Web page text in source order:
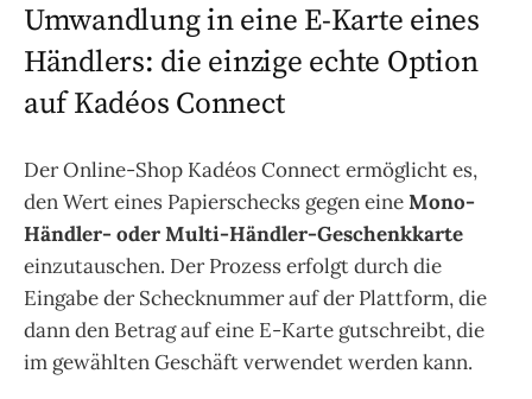
Umwandlung in eine E-Karte eines
Händlers: die einzige echte Option
auf Kadéos Connect
Der Online-Shop Kadéos Connect ermöglicht es,
den Wert eines Papierschecks gegen eineMono-
Händler- oder Multi-Händler-Geschenkkarte
einzutauschen. Der Prozess erfolgt durch die
Eingabe der Schecknummer auf der Plattform, die
dann den Betrag auf eine E-Karte gutschreibt, die
im gewählten Geschäft verwendet werden kann.